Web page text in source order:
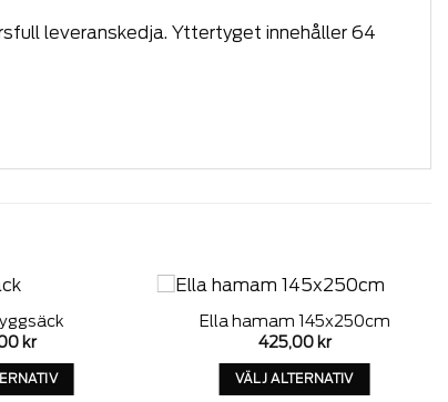
leveranskedja. Yttertyget innehåller 64
kr
Ella hamam 145x250cm
425,00 kr
VÄLJ ALTERNATIV